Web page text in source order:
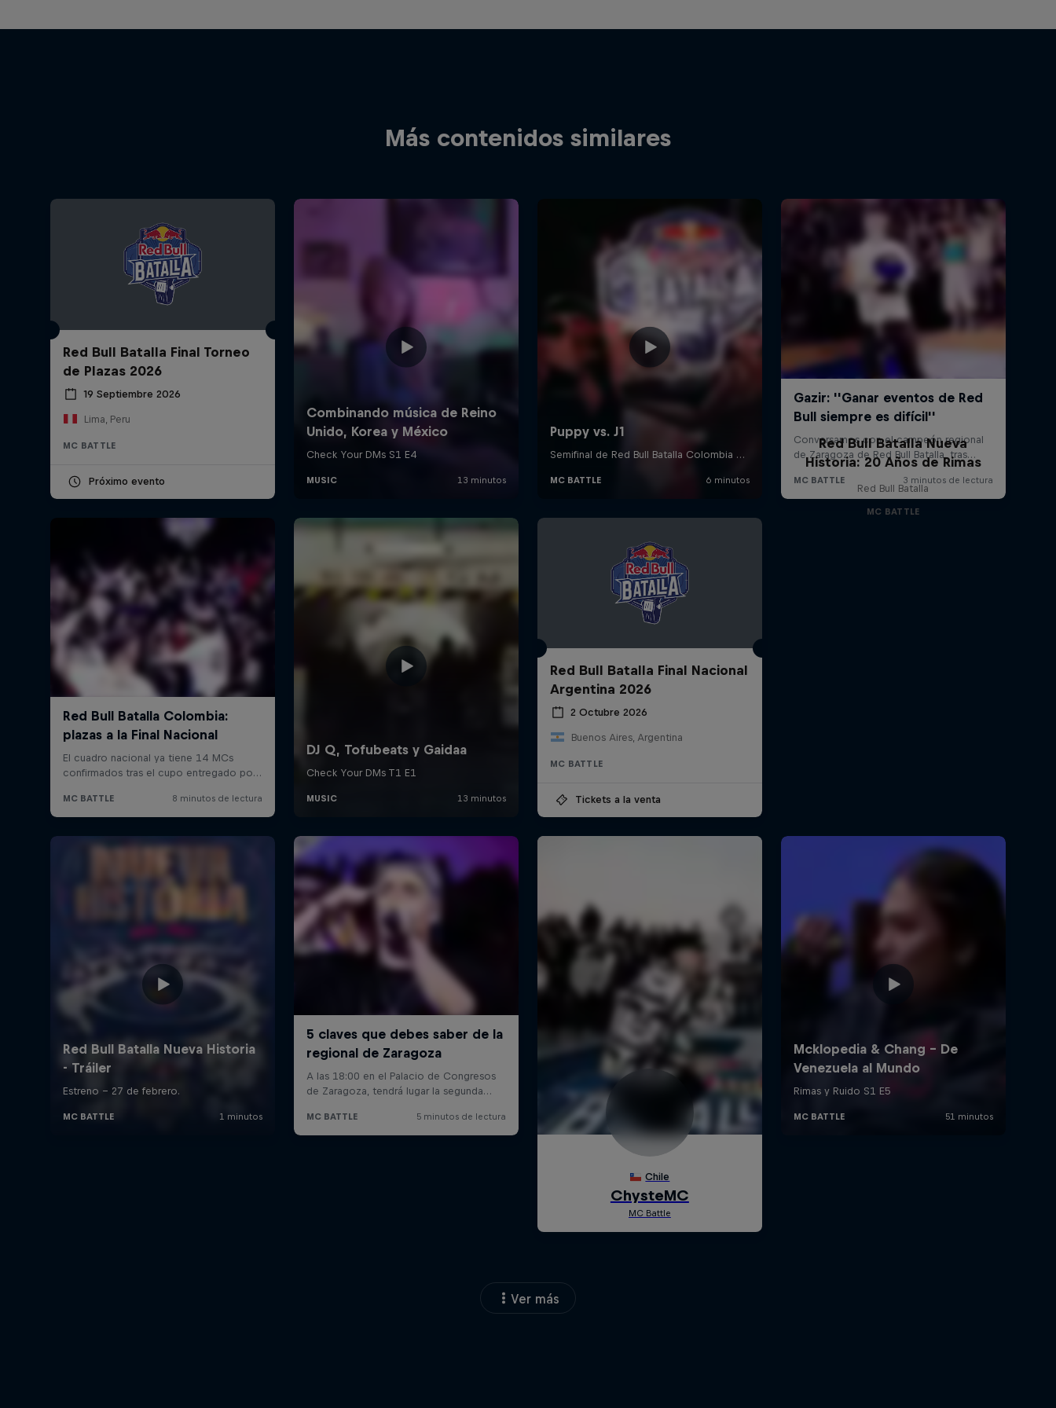
Más contenidos similares
Red Bull Batalla Final Torneo
de Plazas 2026
19 Septiembre 2026
Lima, Peru
MC BATTLE
Próximo evento
Red Bull Batalla Final Nacional
Argentina 2026
2 Octubre 2026
Buenos Aires, Argentina
MC BATTLE
Tickets a la venta
Red Bull Batalla Nueva
Historia: 20 Años de Rimas
Red Bull Batalla
MC BATTLE
Ver más